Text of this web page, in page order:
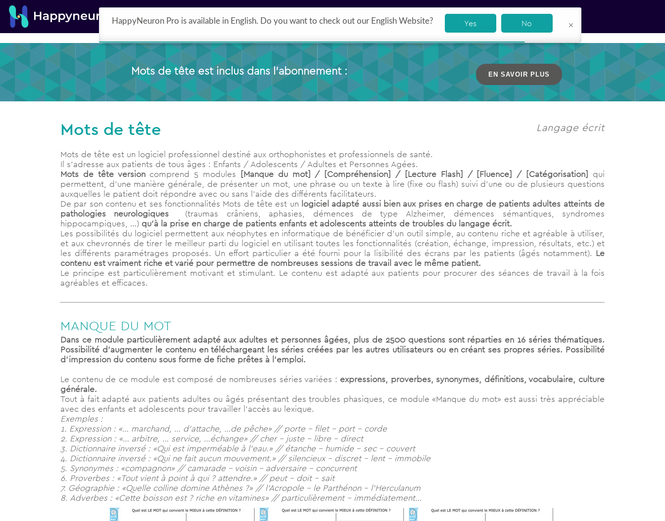
Evidence Formations Ressources gratuites Qui sommes nous ? Boutique Se connecter
Mots de tête est inclus dans l’abonnement : EN SAVOIR PLUS
Mots de tête Langage écrit
Mots de tête est un logiciel professionnel destiné aux orthophonistes et professionnels de santé.
Il s’adresse aux patients de tous âges : Enfants / Adolescents / Adultes et Personnes Agées.
Mots de tête versioncomprend 5 modules [Manque du mot] / [Compréhension] / [Lecture Flash] / [Fluence] / [Catégorisation] qui
permettent, d’une manière générale, de présenter un mot, une phrase ou un texte à lire (fixe ou flash) suivi d’une ou de plusieurs questions
auxquelles le patient doit répondre avec ou sans l’aide des différents facilitateurs.
De par son contenu et ses fonctionnalités Mots de tête est un logiciel adapté aussi bien aux prises en charge de patients adultes atteints de
pathologies neurologiques (traumas crâniens, aphasies, démences de type Alzheimer, démences sémantiques, syndromes
hippocampiques, …) qu’à la prise en charge de patients enfants et adolescents atteints de troubles du langage écrit.
Les possibilités du logiciel permettent aux néophytes en informatique de bénéficier d’un outil simple, au contenu riche et agréable à utiliser,
et aux chevronnés de tirer le meilleur parti du logiciel en utilisant toutes les fonctionnalités (création, échange, impression, résultats, etc.) et
les différents paramétrages proposés. Un effort particulier a été fourni pour la lisibilité des écrans par les patients (âgés notamment). Le
contenu est vraiment riche et varié pour permettre de nombreuses sessions de travail avec le même patient.
Le principe est particulièrement motivant et stimulant. Le contenu est adapté aux patients pour procurer des séances de travail à la fois
agréables et efficaces.
MANQUE DU MOT
Dans ce module particulièrement adapté aux adultes et personnes âgées, plus de 2500 questions sont réparties en 16 séries thématiques.
Possibilité d’augmenter le contenu en téléchargeant les séries créées par les autres utilisateurs ou en créant ses propres séries. Possibilité
d’impression du contenu sous forme de fiche prêtes à l’emploi.
Le contenu de ce module est composé de nombreuses séries variées : expressions, proverbes, synonymes, définitions, vocabulaire, culture
générale.
Tout à fait adapté aux patients adultes ou âgés présentant des troubles phasiques, ce module «Manque du mot» est aussi très appréciable
avec des enfants et adolescents pour travailler l’accès au lexique.
Exemples :
1. Expression : «… marchand, … d’attache, …de pêche» // porte – filet – port – corde
2. Expression : «… arbitre, … service, …échange» // cher – juste – libre – direct
3. Dictionnaire inversé : «Qui est imperméable à l’eau.» // étanche – humide – sec – couvert
4. Dictionnaire inversé : «Qui ne fait aucun mouvement.» // silencieux – discret – lent – immobile
5. Synonymes : «compagnon» // camarade – voisin – adversaire – concurrent
6. Proverbes : «Tout vient à point à qui ? attendre.» // peut – doit – sait
7. Géographie : «Quelle colline domine Athènes ?» // l’Acropole – le Parthénon – l’Herculanum
8. Adverbes : «Cette boisson est ? riche en vitamines» // particulièrement – immédiatement…
HappyNeuron Pro is available in English. Do you want to check out our English Website? Yes No